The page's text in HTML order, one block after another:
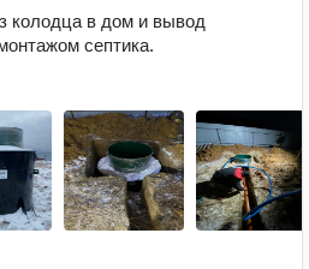
колодца в дом и вывод
септика.